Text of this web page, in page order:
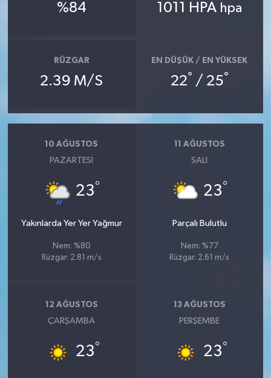
%84 1011 HPA hpa
RÜZGAR
2.39 M/S
EN DÜŞÜK / EN YÜKSEK
22° / 25°
10 AĞUSTOS
PAZARTESI
23°
Yakınlarda Yer Yer Yağmur
Nem: %80
Rüzgar: 2.81 m/s
11 AĞUSTOS
SALI
23°
Parçalı Bulutlu
Nem: %77
Rüzgar: 2.61 m/s
12 AĞUSTOS
ÇARŞAMBA
23°
13 AĞUSTOS
PERŞEMBE
23°